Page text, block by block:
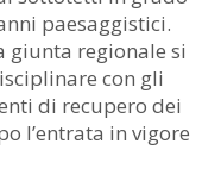
paesaggistici.
giunta regionale si
con gli
di recupero dei
l’entrata in vigore